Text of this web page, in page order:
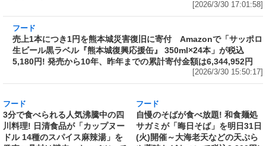
ープに! 日清が「ラーメン山岡家 醤油ラーメ
ン」をリニューアル発売～具材はチャーシュ
[2026/3/30 17:01:58]
フード
売上1本につき1円を熊本城災害復旧に寄付
Amazonで「サッポロ生ビール黒ラベル『熊本
発売から10年、昨年までの累計寄付金額は
6,344,952円
[2026/3/30 15:50:17]